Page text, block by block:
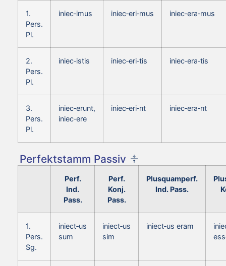
1.
Pers.
Pl.
iniec‑imus iniec‑eri‑mus iniec‑era‑mus
2.
Pers.
Pl.
iniec‑istis iniec‑eri‑tis iniec‑era‑tis
3.
Pers.
Pl.
iniec‑erunt,
iniec‑ere
iniec‑eri‑nt iniec‑era‑nt
Perfektstamm Passiv
Perf.
Ind.
Pass.
Perf.
Konj.
Pass.
Plusquamperf.
Ind. Pass.
1.
Pers.
Sg.
iniect‑us
sum
iniect‑us
sim
iniect‑us eram